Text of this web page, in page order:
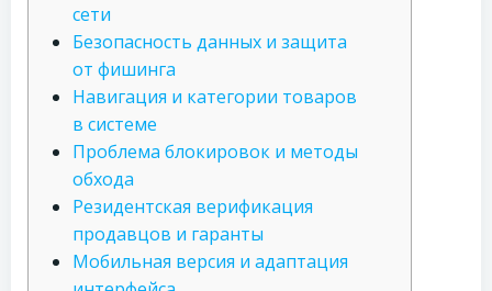
сети
Безопасность данных и защита
от фишинга
Навигация и категории товаров
в системе
Проблема блокировок и методы
обхода
Резидентская верификация
продавцов и гаранты
Мобильная версия и адаптация